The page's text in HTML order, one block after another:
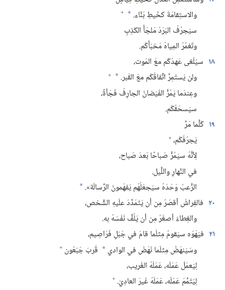
والاستِقامَةَ كخَيطِ بَنَّاء.‏ *
+
سيَجرُفُ البَرَدُ مَلجَأَ الكَذِبِ
وتَغمُرُ المِياهُ مَخبَأَكُم.‏
١٨ سيُلْغى عَهدُكُم معَ المَوت،‏
ولن يَستَمِرَّ اتِّفاقُكُم معَ القَبر.‏ *
+
وعِندَما يَمُرُّ الفَيَضانُ الجارِفُ فَجْأةً،‏
سيَسحَقُكُم.‏
١٩ كُلَّما مَرَّ
يَجرُفُكُم،‏ +
لِأنَّهُ سيَمُرُّ صَباحًا بَعدَ صَباح،‏
في النَّهارِ واللَّيل.‏
الرُّعبُ وَحْدَهُ سيَجعَلُهُم يَفهَمونَ الرِّسالَة».‏ *
٢٠ فالفِراشُ أقصَرُ مِن أن يَتَمَدَّدَ علَيهِ الشَّخص،‏
والغِطاءُ أصغَرُ مِن أن يَلُفَّ نَفْسَهُ به.‏
٢١ فيَهْوَه سيَقومُ مِثلَما قامَ في جَبَلِ فَرَاصِيم،‏
وسَيَنهَضُ مِثلَما نَهَضَ في الوادي * قُربَ جَبْعُون +
لِيَعمَلَ عَمَلَه،‏ عَمَلَهُ الغَريب،‏
لِيُتَمِّمَ عَمَلَه،‏ عَمَلَهُ غَيرَ العادِيّ.‏ +